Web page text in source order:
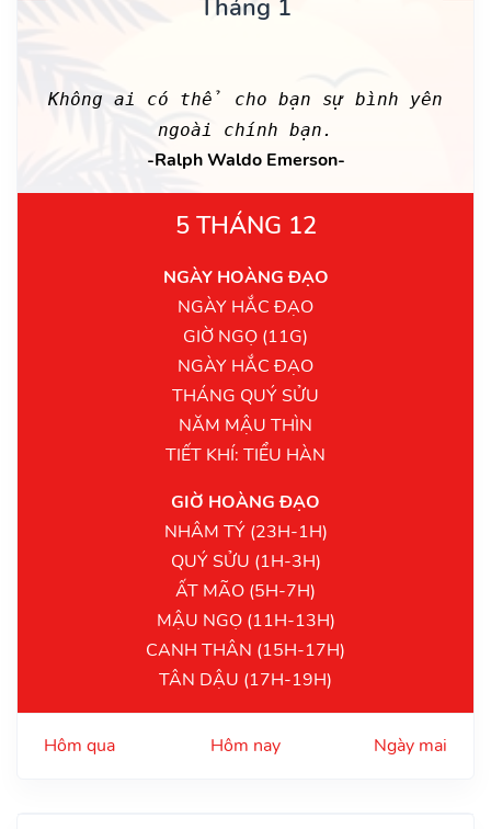
Tháng 1
Không ai có thể cho bạn sự bình yên
ngoài chính bạn.
-Ralph Waldo Emerson-
5 THÁNG 12
NGÀY HOÀNG ĐẠO
NGÀY HẮC ĐẠO
GIỜ NGỌ (11G)
NGÀY HẮC ĐẠO
THÁNG QUÝ SỬU
NĂM MẬU THÌN
TIẾT KHÍ: TIỂU HÀN
GIỜ HOÀNG ĐẠO
NHÂM TÝ (23H-1H)
QUÝ SỬU (1H-3H)
ẤT MÃO (5H-7H)
MẬU NGỌ (11H-13H)
CANH THÂN (15H-17H)
TÂN DẬU (17H-19H)
Hôm qua Hôm nay Ngày mai